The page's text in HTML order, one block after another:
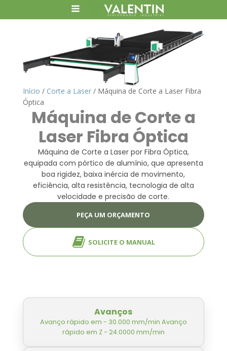
Início / Corte a Laser/ Máquina de Corte a Laser Fibra
Óptica
Máquina de Corte a
Laser Fibra Óptica
Máquina de Corte a Laser por Fibra Óptica,
equipada com pórtico de alumínio, que apresenta
boa rigidez, baixa inércia de movimento,
eficiência, alta resistência, tecnologia de alta
velocidade e precisão de corte.
PEÇA UM ORÇAMENTO
SOLICITE O MANUAL
Avanços
Avanço rápido em - 30.000 mm/min Avanço
rápido em Z - 24.0000 mm/min